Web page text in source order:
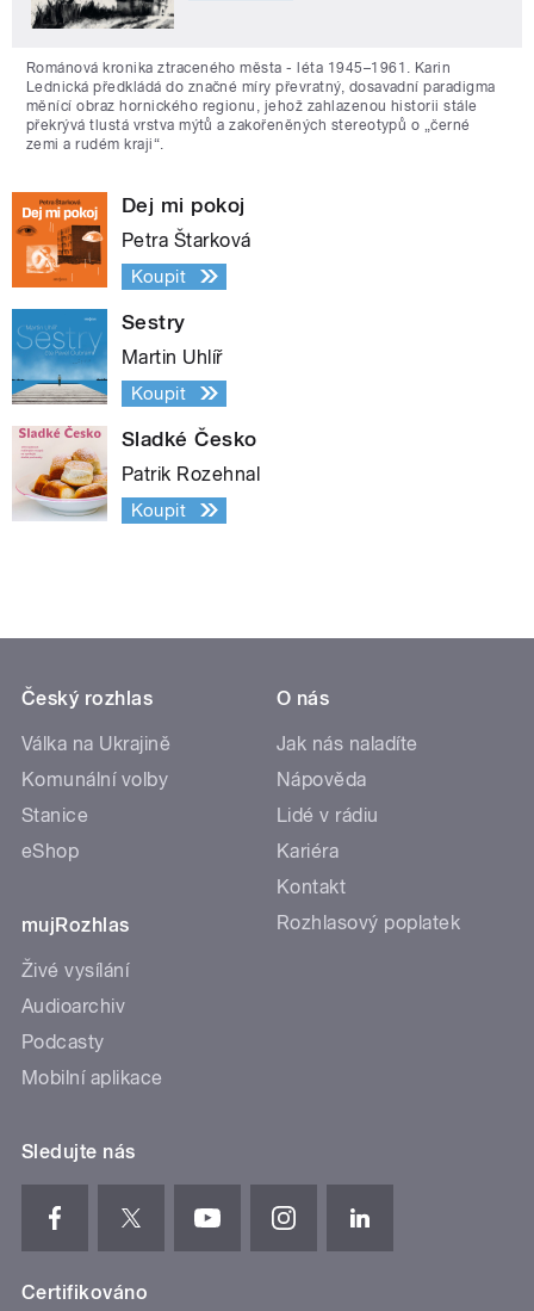
Románová kronika ztraceného města - léta 1945–1961. Karin
Lednická předkládá do značné míry převratný, dosavadní paradigma
měnící obraz hornického regionu, jehož zahlazenou historii stále
překrývá tlustá vrstva mýtů a zakořeněných stereotypů o „černé
zemi a rudém kraji“.
Dej mi pokoj
Petra Štarková
Koupit
Sestry
Martin Uhlíř
Koupit
Sladké Česko
Patrik Rozehnal
Koupit
Český rozhlas
Válka na Ukrajině
Komunální volby
Stanice
eShop
mujRozhlas
Živé vysílání
Audioarchiv
Podcasty
Mobilní aplikace
O nás
Jak nás naladíte
Nápověda
Lidé v rádiu
Kariéra
Kontakt
Rozhlasový poplatek
Sledujte nás
Certifikováno